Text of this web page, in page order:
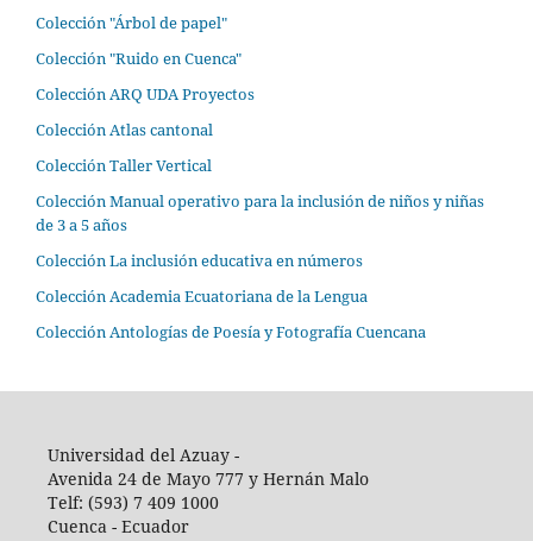
Colección "Árbol de papel"
Colección "Ruido en Cuenca"
Colección ARQ UDA Proyectos
Colección Atlas cantonal
Colección Taller Vertical
Colección Manual operativo para la inclusión de niños y niñas
de 3 a 5 años
Colección La inclusión educativa en números
Colección Academia Ecuatoriana de la Lengua
Colección Antologías de Poesía y Fotografía Cuencana
Universidad del Azuay -
Avenida 24 de Mayo 777 y Hernán Malo
Telf: (593) 7 409 1000
Cuenca - Ecuador